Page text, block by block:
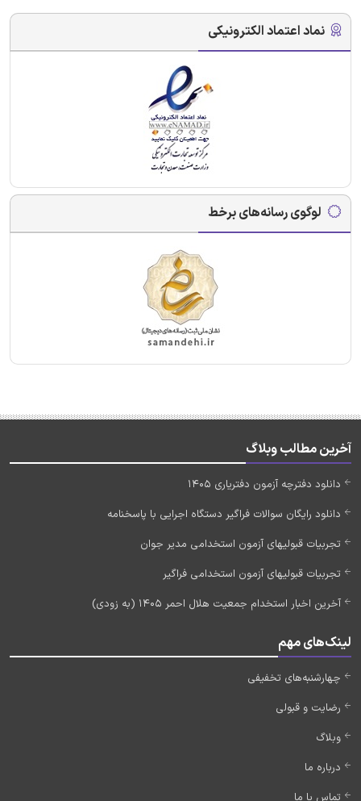
نماد اعتماد الکترونیکی
لوگوی رسانه‌های برخط
آخرین مطالب وبلاگ
دانلود دفترچه آزمون دفتریاری 1405
دانلود رایگان سوالات فراگیر دستگاه اجرایی با پاسخنامه
تجربیات قبولیهای آزمون استخدامی مدیر جوان
تجربیات قبولیهای آزمون استخدامی فراگیر
آخرین اخبار استخدام جمعیت هلال احمر 1405 (به زودی)
لینک‌های مهم
چهارشنبه‌های تخفیفی
رضایت و قبولی
وبلاگ
درباره ما